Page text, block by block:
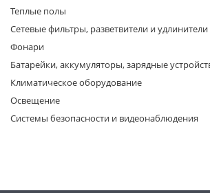
Теплые полы
Сетевые фильтры, разветвители и удлинители
Фонари
Батарейки, аккумуляторы, зарядные
Климатическое оборудование
Освещение
Системы безопасности и видеонаблюдения
раз в